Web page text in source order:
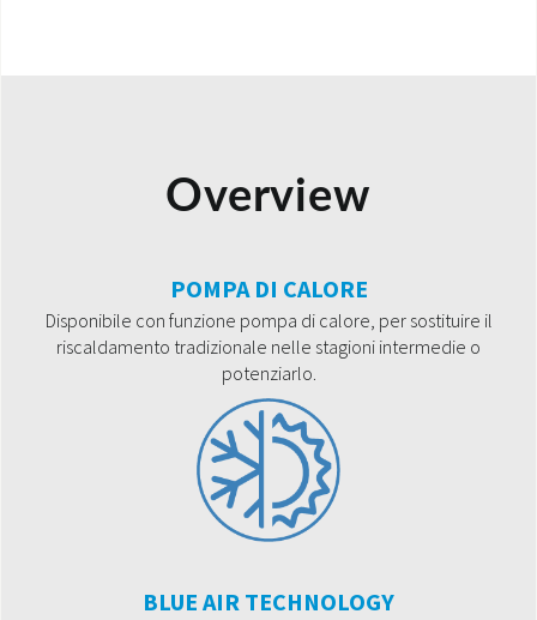
Overview
POMPA DI CALORE
Disponibile con funzione pompa di calore, per sostituire il
riscaldamento tradizionale nelle stagioni intermedie o
potenziarlo.
BLUE AIR TECHNOLOGY